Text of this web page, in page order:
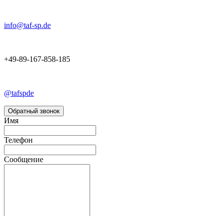
info@taf-sp.de
+49-89-167-858-185
@tafspde
Обратный звонок
Имя
Телефон
Сообщение